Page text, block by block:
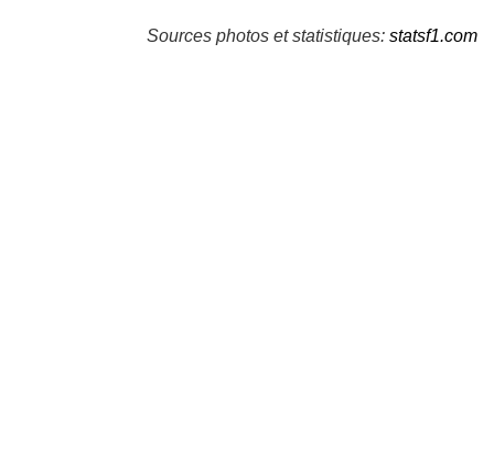
Sources photos et statistiques: statsf1.com